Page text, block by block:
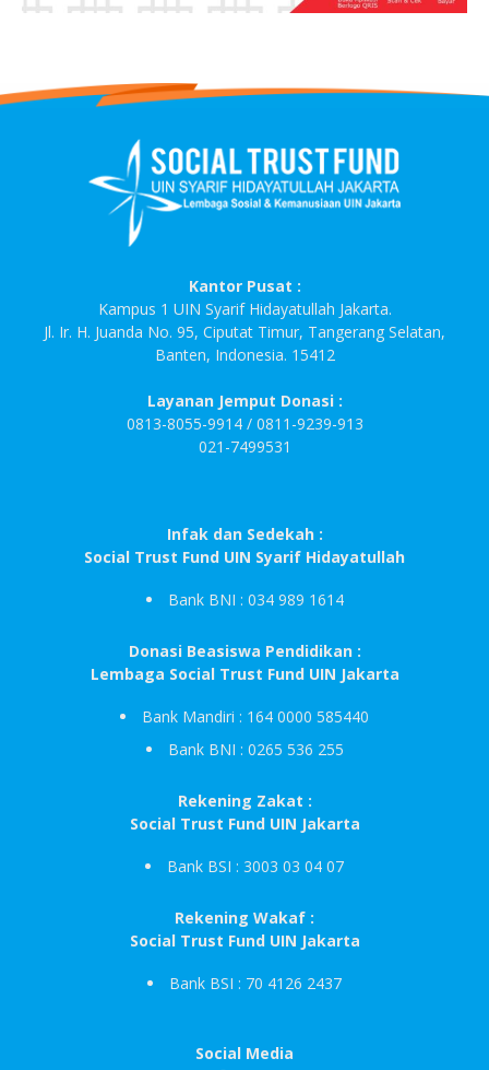
Kantor Pusat :
Kampus 1 UIN Syarif Hidayatullah Jakarta.
Jl. Ir. H. Juanda No. 95, Ciputat Timur, Tangerang Selatan,
Banten, Indonesia. 15412
Layanan Jemput Donasi :
0813-8055-9914 / 0811-9239-913
021-7499531
Infak dan Sedekah :
Social Trust Fund UIN Syarif Hidayatullah
Bank BNI : 034 989 1614
Donasi Beasiswa Pendidikan :
Lembaga Social Trust Fund UIN Jakarta
Bank Mandiri : 164 0000 585440
Bank BNI : 0265 536 255
Rekening Zakat :
Social Trust Fund UIN Jakarta
Bank BSI : 3003 03 04 07
Rekening Wakaf :
Social Trust Fund UIN Jakarta
Bank BSI : 70 4126 2437
Social Media